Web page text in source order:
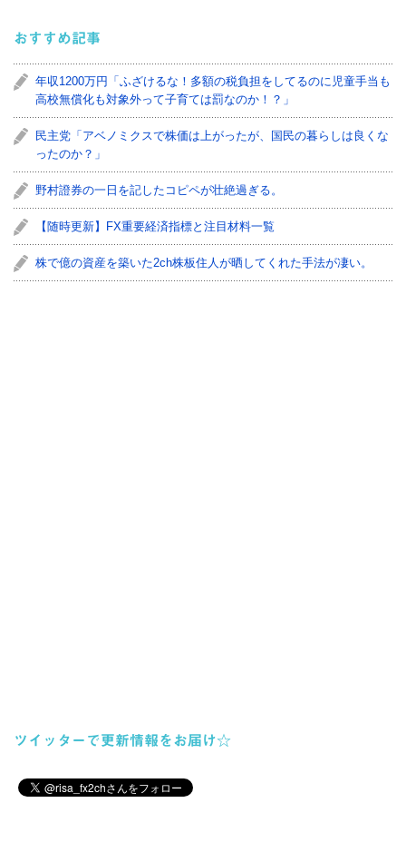
おすすめ記事
年収1200万円「ふざけるな！多額の税負担をしてるのに児童手当も
高校無償化も対象外って子育ては罰なのか！？」
民主党「アベノミクスで株価は上がったが、国民の暮らしは良くな
ったのか？」
野村證券の一日を記したコピペが壮絶過ぎる。
【随時更新】FX重要経済指標と注目材料一覧
株で億の資産を築いた2ch株板住人が晒してくれた手法が凄い。
ツイッターで更新情報をお届け☆